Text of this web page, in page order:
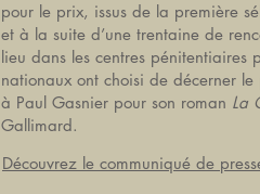
pour le prix, issus de la première
et à la suite d’une trentaine de
lieu dans les centres pénitentiaires
nationaux ont choisi de décerner
à Paul Gasnier pour son roman La
Gallimard.
​Découvrez le communiqué de